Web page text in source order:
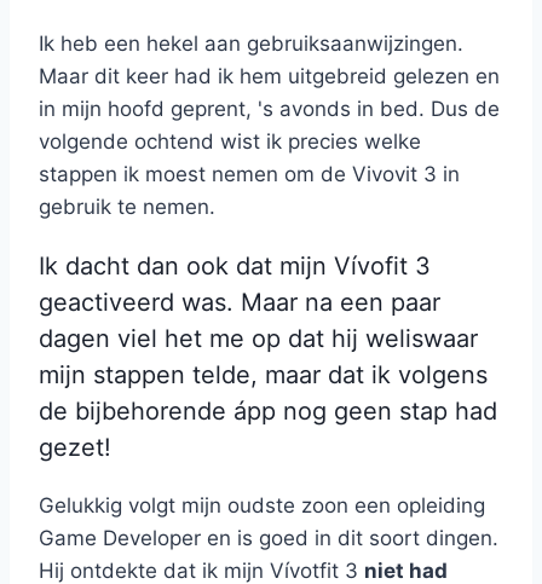
Ik heb een hekel aan gebruiksaanwijzingen.
Maar dit keer had ik hem uitgebreid gelezen en
in mijn hoofd geprent, 's avonds in bed. Dus de
volgende ochtend wist ik precies welke
stappen ik moest nemen om de Vivovit 3 in
gebruik te nemen.
Ik dacht dan ook dat mijn Vívofit 3
geactiveerd was. Maar na een paar
dagen viel het me op dat hij weliswaar
mijn stappen telde, maar dat ik volgens
de bijbehorende ápp nog geen stap had
gezet!
Gelukkig volgt mijn oudste zoon een opleiding
Game Developer en is goed in dit soort dingen.
Hij ontdekte dat ik mijn Vívotfit 3 niet had